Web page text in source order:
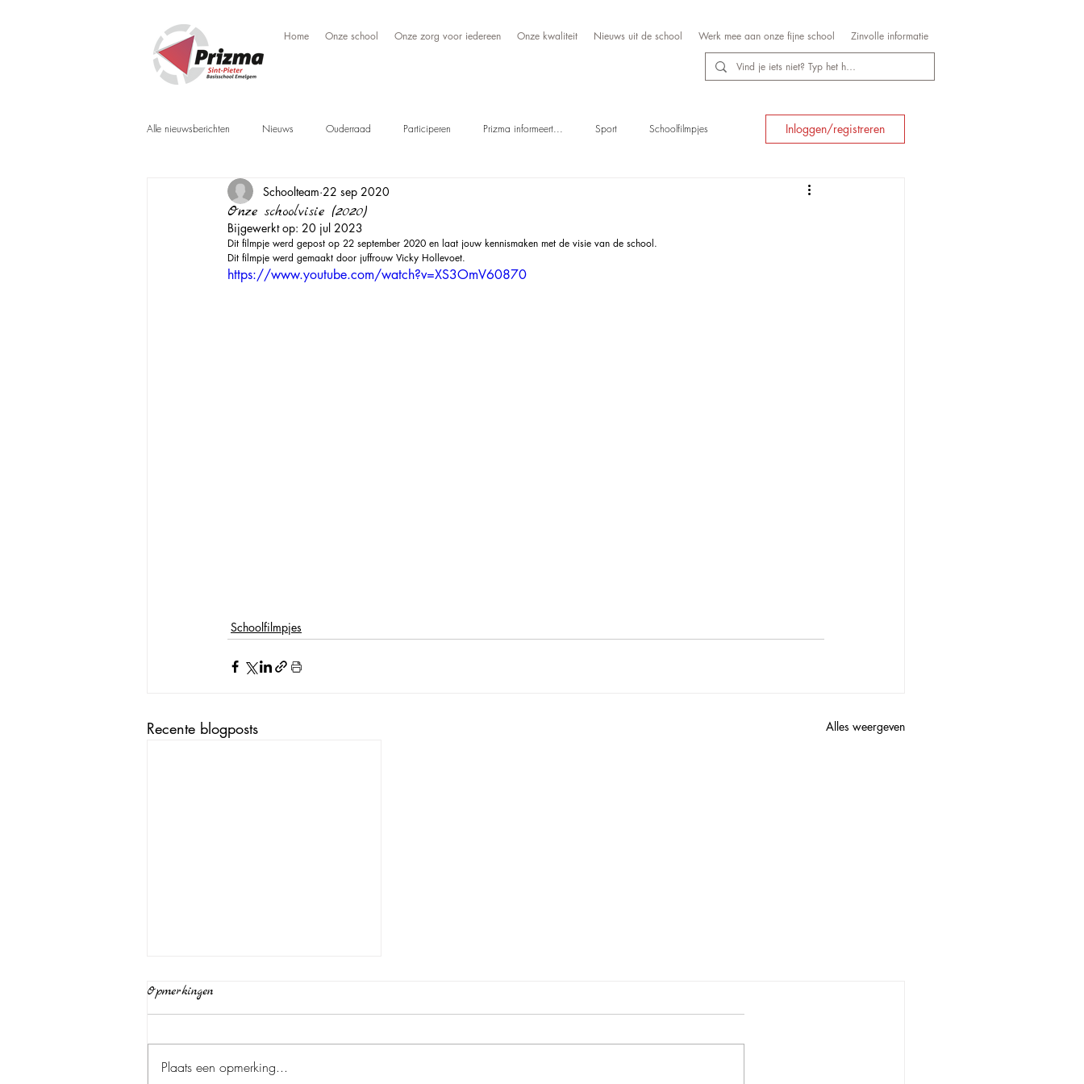
Home Onze school Onze zorg voor iedereen Onze kwaliteit Nieuws uit de school Werk mee aan onze fijne school Zinvolle informatie
Alle nieuwsberichten Nieuws Ouderraad Participeren Prizma informeert... Sport Schoolfilmpjes Inloggen/registreren
Onze schoolvisie (2020)
Schoolteam 22 sep 2020
Bijgewerkt op: 20 jul 2023
Dit filmpje werd gepost op 22 september 2020 en laat jouw kennismaken met de visie van de school.
Dit filmpje werd gemaakt door juffrouw Vicky Hollevoet.
https://www.youtube.com/watch?v=XS3OmV60870
Schoolfilmpjes
Recente blogposts Alles weergeven
Opmerkingen
Plaats een opmerking...